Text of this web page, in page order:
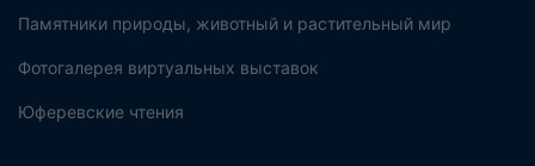
Памятники природы, животный и растительный мир
Фотогалерея виртуальных выставок
Юферевские чтения